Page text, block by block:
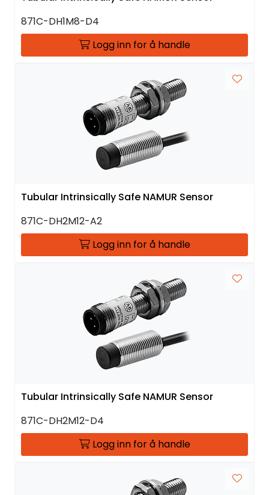
871C-DH1M8-D4
Logg inn for å handle
Tubular Intrinsically Safe NAMUR Sensor
871C-DH2M12-A2
Logg inn for å handle
Tubular Intrinsically Safe NAMUR Sensor
871C-DH2M12-D4
Logg inn for å handle